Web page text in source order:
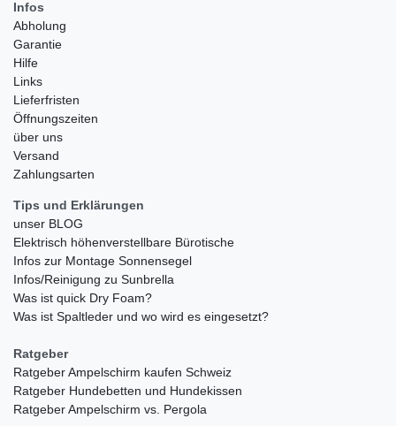
Infos
Abholung
Garantie
Hilfe
Links
Lieferfristen
Öffnungszeiten
über uns
Versand
Zahlungsarten
Tips und Erklärungen
unser BLOG
Elektrisch höhenverstellbare Bürotische
Infos zur Montage Sonnensegel
Infos/Reinigung zu Sunbrella
Was ist quick Dry Foam?
Was ist Spaltleder und wo wird es eingesetzt?
Ratgeber
Ratgeber Ampelschirm kaufen Schweiz
Ratgeber Hundebetten und Hundekissen
Ratgeber Ampelschirm vs. Pergola